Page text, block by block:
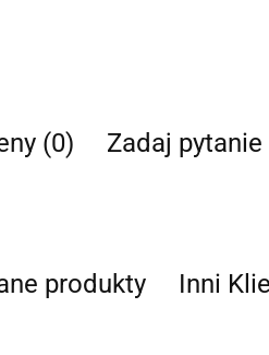
(0) Zadaj pytanie
produkty Inni